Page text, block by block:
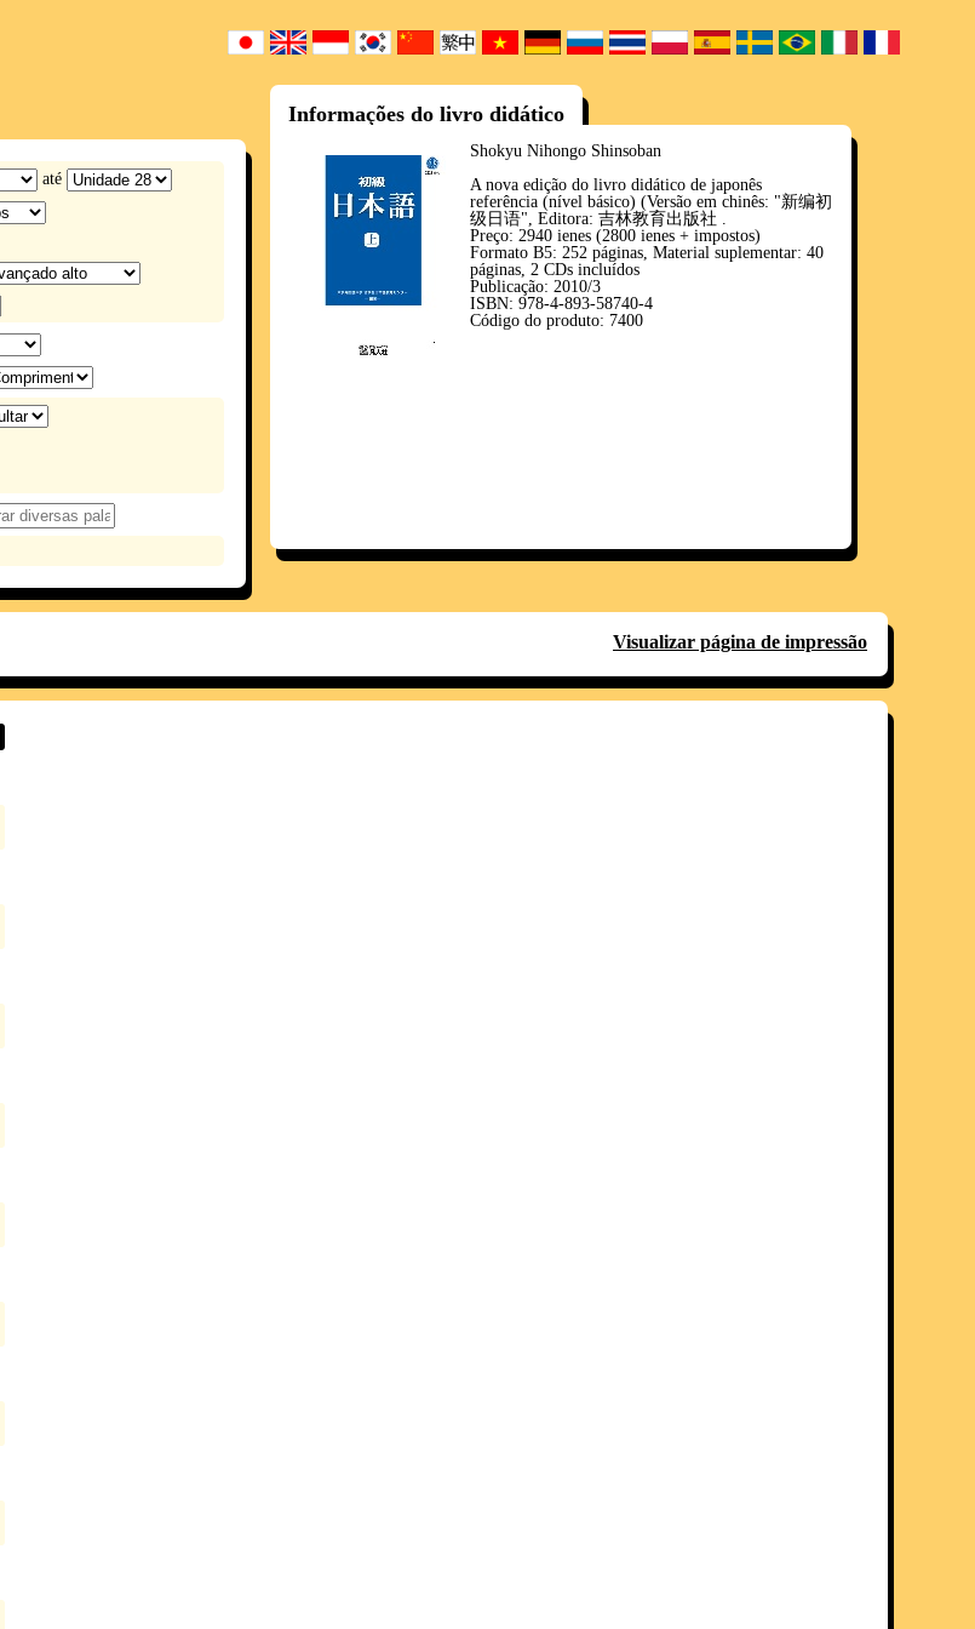
até
Informações do livro didático
Shokyu Nihongo Shinsoban
A nova edição do livro didático de japonês
referência (nível básico) (Versão em chinês: "新编初
级日语", Editora: 吉林教育出版社 .
Preço: 2940 ienes (2800 ienes + impostos)
Formato B5: 252 páginas, Material suplementar: 40
páginas, 2 CDs incluídos
Publicação: 2010/3
ISBN: 978-4-893-58740-4
Código do produto: 7400
Visualizar página de impressão